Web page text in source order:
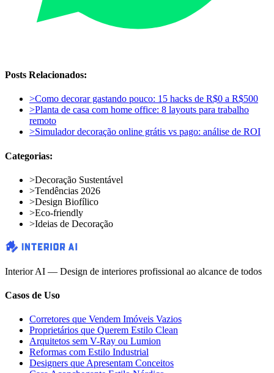
Posts Relacionados:
>Como decorar gastando pouco: 15 hacks de R$0 a R$500
>Planta de casa com home office: 8 layouts para trabalho
remoto
>Simulador decoração online grátis vs pago: análise de ROI
Categorias:
>Decoração Sustentável
>Tendências 2026
>Design Biofílico
>Eco-friendly
>Ideias de Decoração
Interior AI — Design de interiores profissional ao alcance de todos
Casos de Uso
Corretores que Vendem Imóveis Vazios
Proprietários que Querem Estilo Clean
Arquitetos sem V-Ray ou Lumion
Reformas com Estilo Industrial
Designers que Apresentam Conceitos